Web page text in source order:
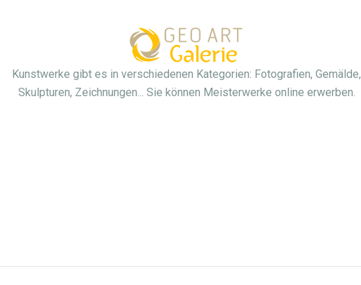
Kunstwerke gibt es in verschiedenen Kategorien: Fotografien, Gemälde,
Skulpturen, Zeichnungen... Sie können Meisterwerke online erwerben.